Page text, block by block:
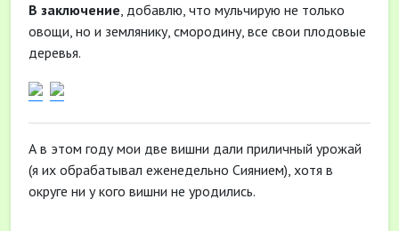
В заключение, добавлю, что мульчирую не только
овощи, но и землянику, смородину, все свои плодовые
деревья.
А в этом году мои две вишни дали приличный урожай
(я их обрабатывал еженедельно Сиянием), хотя в
округе ни у кого вишни не уродились.